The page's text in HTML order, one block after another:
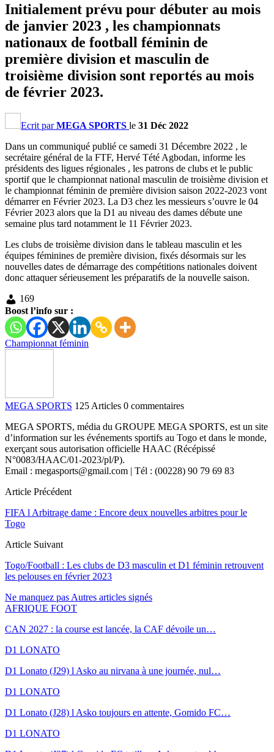
Initialement prévu pour débuter au mois
de janvier 2023 , les championnats
nationaux de football féminin de
première division et masculin de
troisième division sont reportés au mois
de février 2023.
Ecrit parMEGA SPORTS le 31 Déc 2022
Dans un communiqué publié ce samedi 31 Décembre 2022 , le
secrétaire général de la FTF, Hervé Tété Agbodan, informe les
présidents des ligues régionales , les patrons de clubs et le public
sportif que le championnat national masculin de troisième division et
le championnat féminin de première division saison 2022-2023 vont
démarrer en Février 2023. La D3 chez les messieurs s’ouvre le 04
Février 2023 alors que la D1 au niveau des dames débute une
semaine plus tard notamment le 11 Février 2023.
Les clubs de troisième division dans le tableau masculin et les
équipes féminines de première division, fixés désormais sur les
nouvelles dates de démarrage des compétitions nationales doivent
donc attaquer sérieusement les préparatifs de la nouvelle saison.
169
Boost l’info sur :
Championnat féminin
MEGA SPORTS 125 Articles 0 commentaires
MEGA SPORTS, média du GROUPE MEGA SPORTS, est un site
d’information sur les événements sportifs au Togo et dans le monde,
exerçant sous autorisation officielle HAAC (Récépissé
N°0083/HAAC/01-2023/pl/P).
Email : megasports@gmail.com | Tél : (00228) 90 79 69 83
Article Précédent
FIFA l Arbitrage dame : Encore deux nouvelles arbitres pour le
Togo
Article Suivant
Togo/Football : Les clubs de D3 masculin et D1 féminin retrouvent
les pelouses en février 2023
Ne manquez pas Autres articles signés
AFRIQUE FOOT
CAN 2027 : la course est lancée, la CAF dévoile un…
D1 LONATO
D1 Lonato (J29) l Asko au nirvana à une journée, nul…
D1 LONATO
D1 Lonato (J28) l Asko toujours en attente, Gomido FC…
D1 LONATO